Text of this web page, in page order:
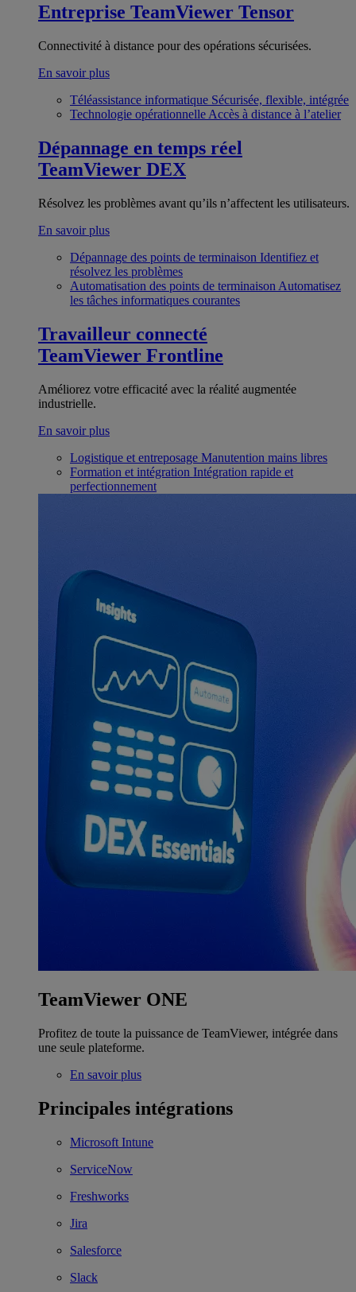
Entreprise TeamViewer Tensor
Connectivité à distance pour des opérations sécurisées.
En savoir plus
Téléassistance informatique Sécurisée, flexible, intégrée
Technologie opérationnelle Accès à distance à l’atelier
Dépannage en temps réel
TeamViewer DEX
Résolvez les problèmes avant qu’ils n’affectent les utilisateurs.
En savoir plus
Dépannage des points de terminaison Identifiez et
résolvez les problèmes
Automatisation des points de terminaison Automatisez
les tâches informatiques courantes
Travailleur connecté
TeamViewer Frontline
Améliorez votre efficacité avec la réalité augmentée
industrielle.
En savoir plus
Logistique et entreposage Manutention mains libres
Formation et intégration Intégration rapide et
perfectionnement
TeamViewer ONE
Profitez de toute la puissance de TeamViewer, intégrée dans
une seule plateforme.
En savoir plus
Principales intégrations
Microsoft Intune
ServiceNow
Freshworks
Jira
Salesforce
Slack